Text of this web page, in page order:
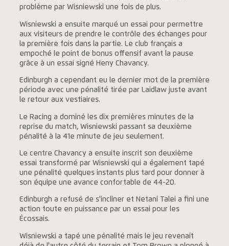
problème par Wisniewski une fois de plus.
Wisniewski a ensuite marqué un essai pour permettre
aux visiteurs de prendre le contrôle des échanges pour
la première fois dans la partie. Le club français a
empoché le point de bonus offensif avant la pause
grâce à un essai signé Heny Chavancy.
Edinburgh a cependant eu le dernier mot de la première
période avec une pénalité tirée par Laidlaw juste avant
le retour aux vestiaires.
Le Racing a dominé les dix premières minutes de la
reprise du match, Wisniewski passant sa deuxième
pénalité à la 41e minute de jeu seulement.
Le centre Chavancy a ensuite inscrit son deuxième
essai transformé par Wisniewski qui a également tapé
une pénalité quelques instants plus tard pour donner à
son équipe une avance confortable de 44-20.
Edinburgh a refusé de s'incliner et Netani Talei a fini une
action toute en puissance par un essai pour les
Écossais.
Wisniewski a tapé une pénalité mais le jeu revenait